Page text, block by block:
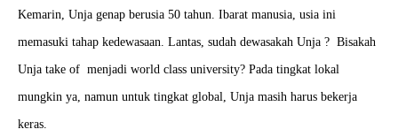
Kemarin, Unja genap berusia 50 tahun. Ibarat manusia, usia ini
memasuki tahap kedewasaan. Lantas, sudah dewasakah Unja ? Bisakah
Unja take of menjadi world class university? Pada tingkat lokal
mungkin ya, namun untuk tingkat global, Unja masih harus bekerja
keras.